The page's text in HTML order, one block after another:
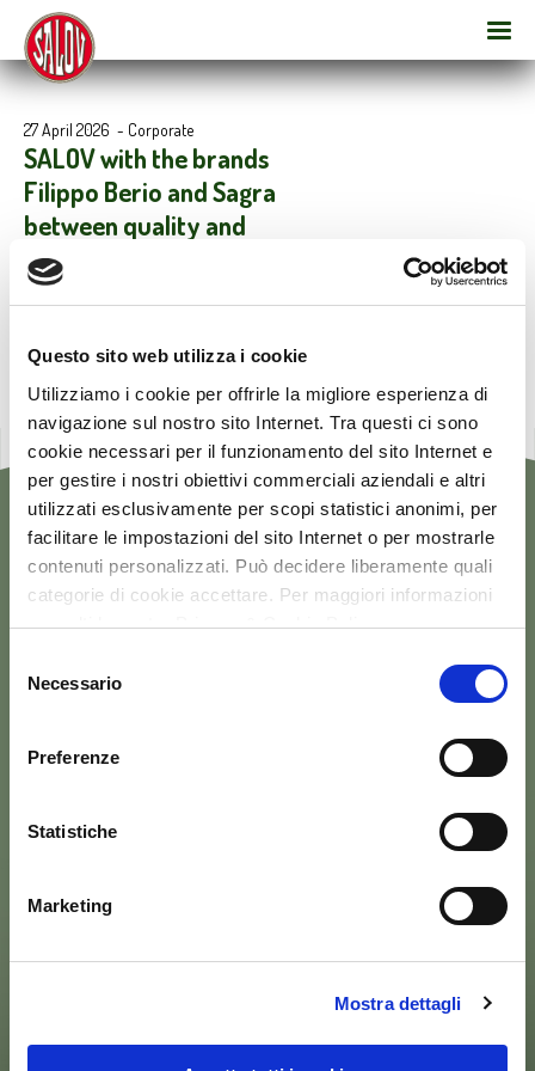
Questo sito web utilizza i cookie
Utilizziamo i cookie per offrirle la migliore esperienza di
navigazione sul nostro sito Internet. Tra questi ci sono
cookie necessari per il funzionamento del sito Internet e
per gestire i nostri obiettivi commerciali aziendali e altri
utilizzati esclusivamente per scopi statistici anonimi, per
facilitare le impostazioni del sito Internet o per mostrarle
contenuti personalizzati. Può decidere liberamente quali
categorie di cookie accettare. Per maggiori informazioni
consulti la nostra Privacy & Cookie Policy
delNecessario
Preferenze
Statistiche
Marketing
Mostra dettagli
27 April 2026 - Corporate
SALOV with the brands
Filippo Berio and Sagra
between quality and
innovation at TUTTOFOOD
2026